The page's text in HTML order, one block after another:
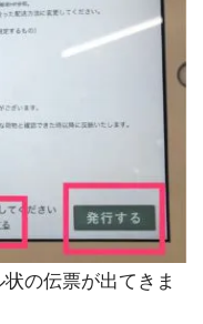
の伝票が出てきま